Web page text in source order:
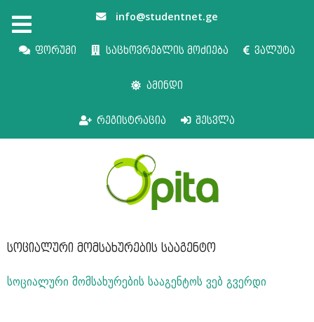
info@studentnet.ge
ფორუმი საცხოვრებლის მოძიება ვალუტა
ამინდი
რეგისტრაცია შესვლა
სოციალური მომსახურების სააგენტო
სოციალური მომსახურების სააგენტოს ვებ გვერდი